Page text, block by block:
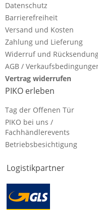
Datenschutz
Barrierefreiheit
Versand und Kosten
Zahlung und Lieferung
Widerruf und
AGB /
Vertrag widerrufen
PIKO erleben
Tag der Offenen Tür
PIKO bei uns /
Fachhändlerevents
Betriebsbesichtigung
Logistikpartner